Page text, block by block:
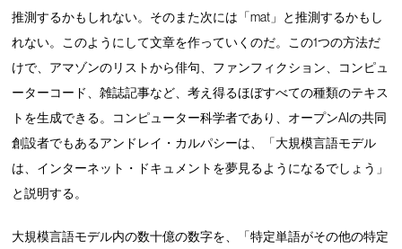
推測するかもしれない。そのまた次には「mat」と推測するかもし
れない。このようにして文章を作っていくのだ。この1つの方法だ
けで、アマゾンのリストから俳句、ファンフィクション、コンピュ
ーターコード、雑誌記事など、考え得るほぼすべての種類のテキス
トを生成できる。コンピューター科学者であり、オープンAIの共同
創設者でもあるアンドレイ・カルパシーは、「大規模言語モデル
は、インターネット・ドキュメントを夢見るようになるでしょう」
と説明する。
大規模言語モデル内の数十億の数字を、「特定単語がその他の特定